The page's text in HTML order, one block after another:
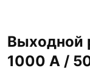
Выходной
1000 А /